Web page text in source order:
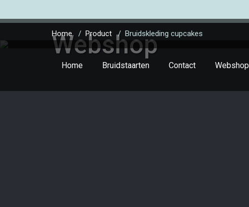
Home Bruidstaarten Contact Webshop
Webshop
Home/ Product / Bruidskleding cupcakes